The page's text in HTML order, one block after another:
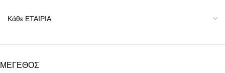
ΜΕΓΕΘΟΣ